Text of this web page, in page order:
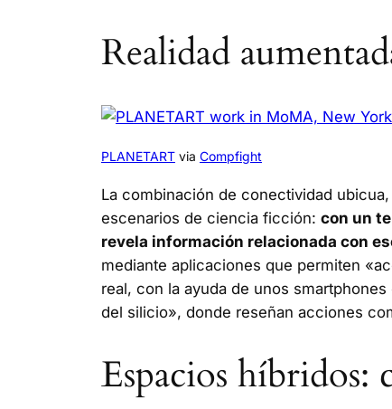
Realidad
PLANETART via Compfight
La combinación de conectividad
escenarios de ciencia ficción: con un
revela información relacionada con
mediante aplicaciones que permiten
real, con la ayuda de unos
del silicio», donde reseñan acciones
Espacios híbridos: